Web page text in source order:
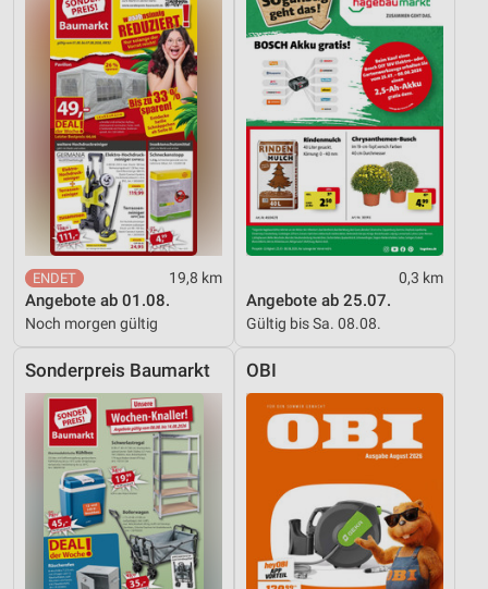
19,8 km
Angebote ab 01.08.
Noch morgen gültig
0,3 km
Angebote ab 25.07.
Gültig bis Sa. 08.08.
Sonderpreis Baumarkt OBI
Werbung